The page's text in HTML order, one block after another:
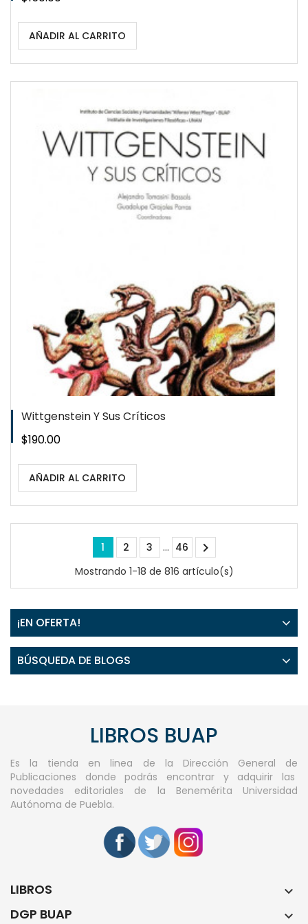
AÑADIR AL CARRITO
Wittgenstein Y Sus Críticos
Precio
$190.00
AÑADIR AL CARRITO
1 2 3 … 46 
Mostrando 1-18 de 816 artículo(s)
¡EN OFERTA!
BÚSQUEDA DE BLOGS
LIBROS BUAP
Es la tienda en linea de la Dirección General de
Publicaciones donde podrás encontrar y adquirir las
novedades editoriales de la Benemérita Universidad
Autónoma de Puebla.
LIBROS 
DGP BUAP 